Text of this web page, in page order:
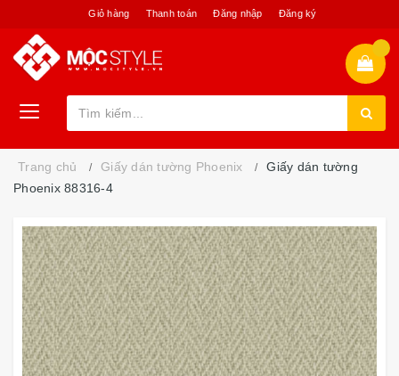
Giỏ hàng Thanh toán Đăng nhập Đăng ký
Trang chủ Giấy dán tường Phoenix
Giấy dán tường
Phoenix 88316-4